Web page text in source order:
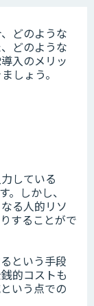
どのような
どのような
入のメリッ
しょう。
している
。しかし、
る人的リソ
することがで
という手段
的コストも
いう点での